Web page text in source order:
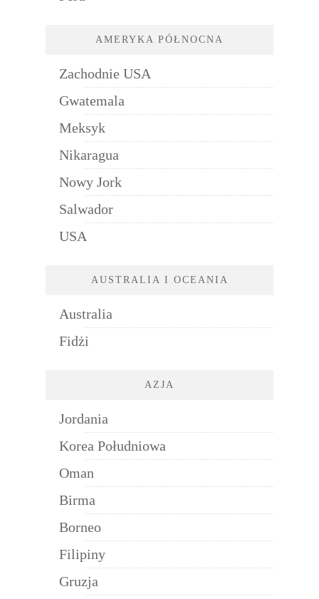
AMERYKA PÓŁNOCNA
Zachodnie USA
Gwatemala
Meksyk
Nikaragua
Nowy Jork
Salwador
USA
AUSTRALIA I OCEANIA
Australia
Fidżi
AZJA
Jordania
Korea Południowa
Oman
Birma
Borneo
Filipiny
Gruzja